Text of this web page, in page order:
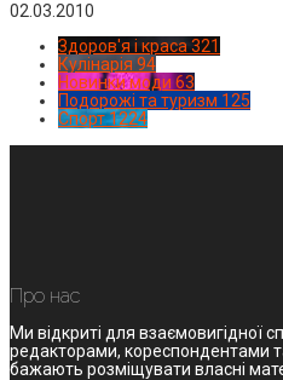
02.03.2010
Здоров'я і краса 321
Кулінарія 94
Новинки моди 63
Подорожі та туризм 125
Спорт1224
Про нас
Ми відкриті для взаємовигідної
редакторами, кореспондентами
бажають розміщувати власні